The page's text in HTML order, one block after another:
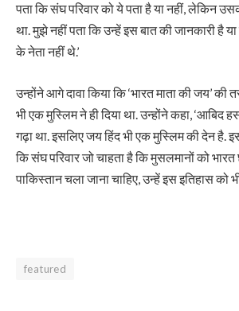
पता कि संघ परिवार को ये पता है या नहीं, लेकिन
था. मुझे नहीं पता कि उन्हें इस बात की जानकारी है या
के नेता नहीं थे.’
उन्होंने आगे दावा किया कि ‘भारत माता की जय’ की
भी एक मुस्लिम ने ही दिया था. उन्होंने कहा, ‘आबिद
गढ़ा था. इसलिए जय हिंद भी एक मुस्लिम की देन है.
कि संघ परिवार जो चाहता है कि मुसलमानों को
पाकिस्तान चला जाना चाहिए, उन्हें इस इतिहास को
featured